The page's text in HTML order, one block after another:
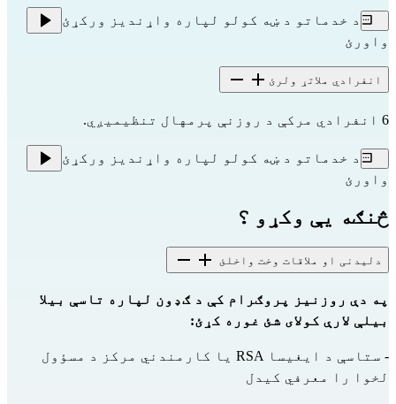
د خدماتو د ښه کولو لپاره واړندیز ورکړئ
واورئ
انفرادي ملاتړ ولرئ
6 انفرادي مرکې د روزنې پرمهال تنظیمیږي.
د خدماتو د ښه کولو لپاره واړندیز ورکړئ
واورئ
څنګه یې وکړو ؟
دلیدنی او ملاقات وخت واخلئ
په دې روزنیز پروګرام کې د ګډون لپاره تاسې بیلا
بيلې لارې کولای شئ غوره کړئ:
- ستاسې د ایغیسا RSA یا کارمندني مرکز د مسؤول
لخوا را معرفي کیدل